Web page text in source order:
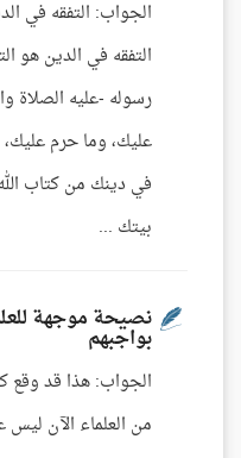
الجواب: التفقه في
التفقه في الدين هو
رسوله -عليه الصلاة
عليك، وما حرم
في دينك من كتاب
بيتك ...
نصيحة موجهة
بواجبهم
الجواب: هذا قد وقع
من العلماء الآن ليس